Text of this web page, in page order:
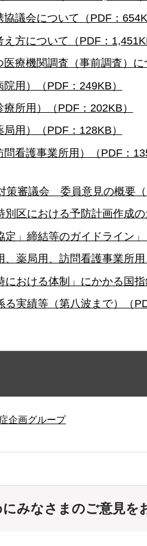
議会について（PDF：
方について（PDF：
療機関調査（事前調査）に
用）（PDF：249KB）
所用）（PDF：202KB）
用）（PDF：128KB）
看護事業所用）（PDF：
審議会 委員意見の概要（
区における予防計画作成の
」締結等のガイドライン」
薬局用、訪問看護事業所用
おける体制」にかかる国指
実績等（第八波まで）（
企画グループ
みなさまのご意見を